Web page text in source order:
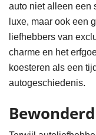
auto niet alleen een
luxe, maar ook een
liefhebbers van
charme en het
koesteren als een
autogeschiedenis.